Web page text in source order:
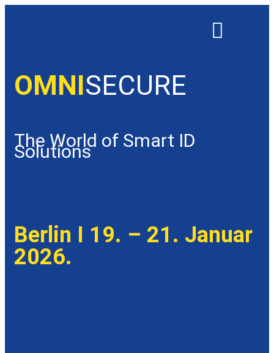
OMNISECURE
The World of Smart ID
Solutions
Berlin I 19. – 21. Januar
2026.